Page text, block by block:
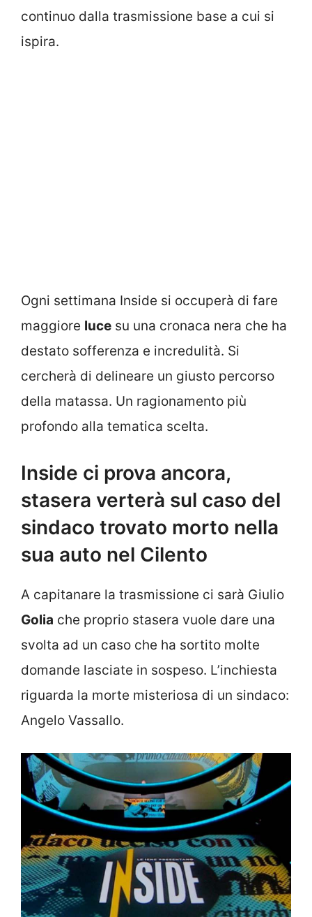
continuo dalla trasmissione base a cui si
ispira.
Ogni settimana Inside si occuperà di fare
maggiore luce su una cronaca nera che ha
destato sofferenza e incredulità. Si
cercherà di delineare un giusto percorso
della matassa. Un ragionamento più
profondo alla tematica scelta.
Inside ci prova ancora,
stasera verterà sul caso del
sindaco trovato morto nella
sua auto nel Cilento
A capitanare la trasmissione ci sarà Giulio
Golia che proprio stasera vuole dare una
svolta ad un caso che ha sortito molte
domande lasciate in sospeso. L’inchiesta
riguarda la morte misteriosa di un sindaco:
Angelo Vassallo.